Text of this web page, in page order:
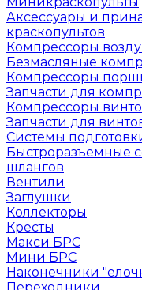
Аксессуары и
краскопультов
Компрессоры
Безмасляные
Компрессоры
Запчасти для
Компрессоры
Запчасти для
Системы
Быстроразъемные
шлангов
Вентили
Заглушки
Коллекторы
Кресты
Макси БРС
Мини БРС
Наконечники